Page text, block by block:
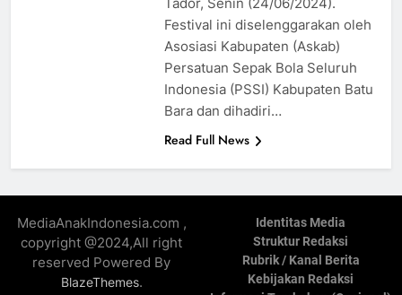
Festival ini diselenggarakan oleh
Asosiasi Kabupaten (Askab)
Persatuan Sepak Bola Seluruh
Indonesia (PSSI) Kabupaten Batu
Bara dan dihadiri…
Read Full News
MediaAnakIndonesia.com ,
copyright @2024,All right
reserved Powered By
BlazeThemes.
Identitas Media
Struktur Redaksi
Rubrik / Kanal Berita
Kebijakan Redaksi